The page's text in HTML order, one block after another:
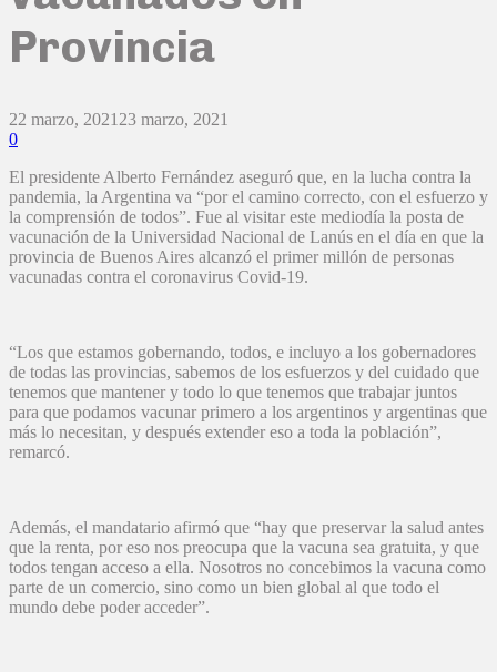
Provincia
22 marzo, 2021 23 marzo, 2021
0
El presidente Alberto Fernández aseguró que, en la lucha contra la
pandemia, la Argentina va “por el camino correcto, con el esfuerzo y
la comprensión de todos”. Fue al visitar este mediodía la posta de
vacunación de la Universidad Nacional de Lanús en el día en que la
provincia de Buenos Aires alcanzó el primer millón de personas
vacunadas contra el coronavirus Covid-19.
“Los que estamos gobernando, todos, e incluyo a los gobernadores
de todas las provincias, sabemos de los esfuerzos y del cuidado que
tenemos que mantener y todo lo que tenemos que trabajar juntos
para que podamos vacunar primero a los argentinos y argentinas que
más lo necesitan, y después extender eso a toda la población”,
remarcó.
Además, el mandatario afirmó que “hay que preservar la salud antes
que la renta, por eso nos preocupa que la vacuna sea gratuita, y que
todos tengan acceso a ella. Nosotros no concebimos la vacuna como
parte de un comercio, sino como un bien global al que todo el
mundo debe poder acceder”.